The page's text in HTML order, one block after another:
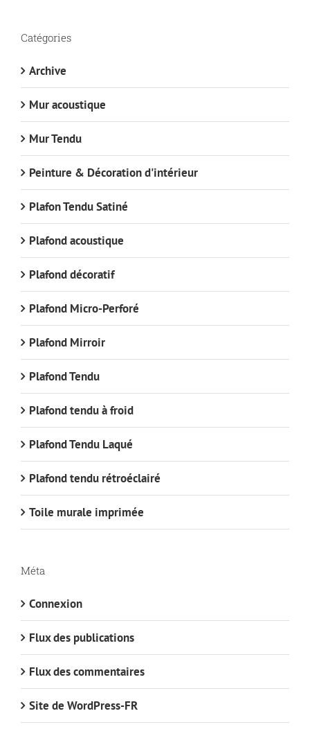
Catégories
Archive
Mur acoustique
Mur Tendu
Peinture & Décoration d'intérieur
Plafon Tendu Satiné
Plafond acoustique
Plafond décoratif
Plafond Micro-Perforé
Plafond Mirroir
Plafond Tendu
Plafond tendu à froid
Plafond Tendu Laqué
Plafond tendu rétroéclairé
Toile murale imprimée
Méta
Connexion
Flux des publications
Flux des commentaires
Site de WordPress-FR